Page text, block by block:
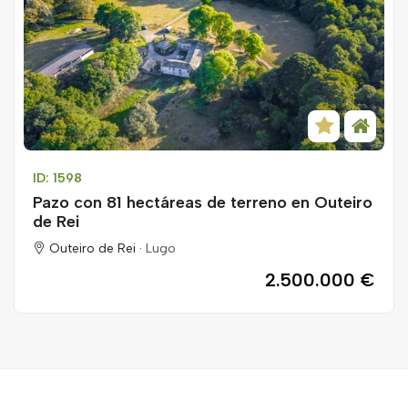
ID: 1598
Pazo con 81 hectáreas de terreno en Outeiro
de Rei
Outeiro de Rei · Lugo
2.500.000 €